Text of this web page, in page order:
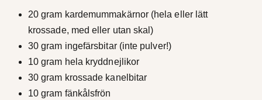
20 gram kardemummakärnor (hela eller lätt
krossade, med eller utan skal)
30 gram ingefärsbitar (inte pulver!)
10 gram hela kryddnejlikor
30 gram krossade kanelbitar
10 gram fänkålsfrön